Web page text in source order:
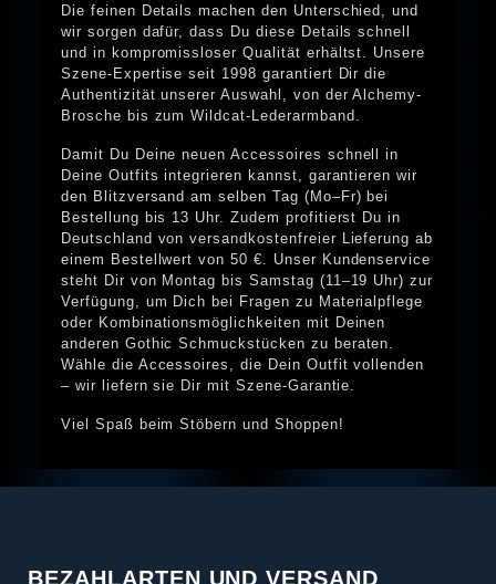
Die feinen Details machen den Unterschied, und
wir sorgen dafür, dass Du diese Details schnell
und in kompromissloser Qualität erhältst. Unsere
Szene-Expertise seit 1998 garantiert Dir die
Authentizität unserer Auswahl, von der Alchemy-
Brosche bis zum Wildcat-Lederarmband.
Damit Du Deine neuen Accessoires schnell in
Deine Outfits integrieren kannst, garantieren wir
den Blitzversand am selben Tag (Mo–Fr) bei
Bestellung bis 13 Uhr. Zudem profitierst Du in
Deutschland von versandkostenfreier Lieferung ab
einem Bestellwert von 50 €. Unser Kundenservice
steht Dir von Montag bis Samstag (11–19 Uhr) zur
Verfügung, um Dich bei Fragen zu Materialpflege
oder Kombinationsmöglichkeiten mit Deinen
anderen Gothic Schmuckstücken zu beraten.
Wähle die Accessoires, die Dein Outfit vollenden
– wir liefern sie Dir mit Szene-Garantie.
Viel Spaß beim Stöbern und Shoppen!
BEZAHLARTEN UND VERSAND